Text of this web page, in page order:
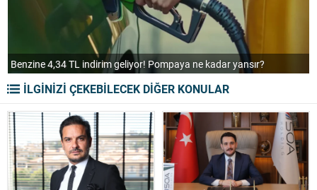
Benzine 4,34 TL indirim geliyor! Pompaya ne kadar yansır?
İLGİNİZİ ÇEKEBİLECEK DİĞER KONULAR